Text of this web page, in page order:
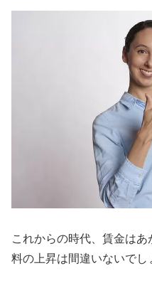
これからの時代、賃金は
料の上昇は間違いないでし